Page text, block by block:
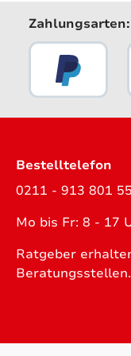
Zahlungsarten:
Bestelltelefon
0211 - 913 801
Mo bis Fr: 8 - 17
Ratgeber
Beratungsstellen.